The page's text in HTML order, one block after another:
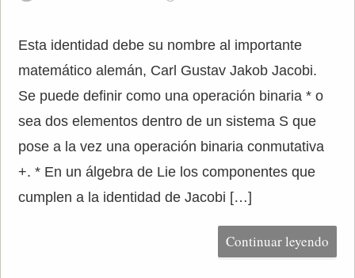
Esta identidad debe su nombre al importante
matemático alemán, Carl Gustav Jakob Jacobi.
Se puede definir como una operación binaria * o
sea dos elementos dentro de un sistema S que
pose a la vez una operación binaria conmutativa
+. * En un álgebra de Lie los componentes que
cumplen a la identidad de Jacobi […]
Continuar leyendo